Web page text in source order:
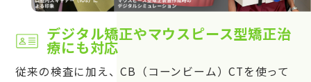
デジタル矯正やマウスピース型矯正治
療にも対応
従来の検査に加え、CB（コーンビーム）CTを使って